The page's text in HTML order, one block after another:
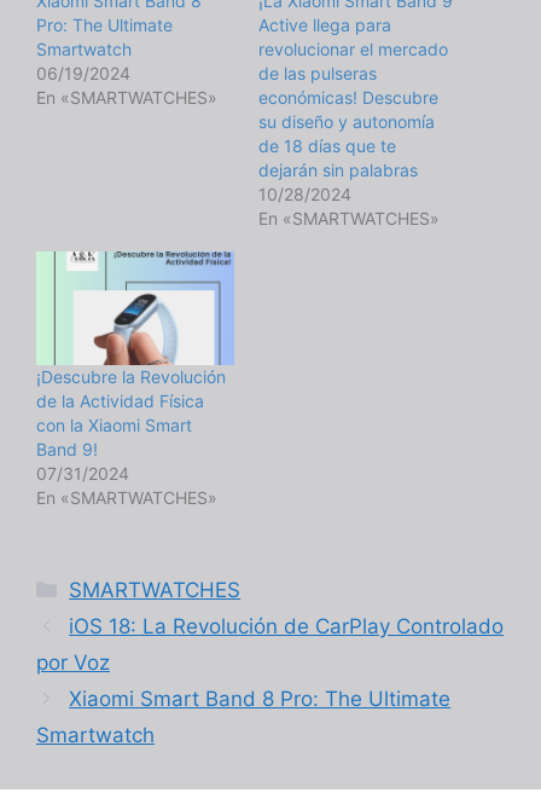
Pro: The Ultimate
Smartwatch
06/19/2024
En «SMARTWATCHES»
Active llega para
revolucionar el mercado
de las pulseras
económicas! Descubre
su diseño y autonomía
de 18 días que te
dejarán sin palabras
10/28/2024
En «SMARTWATCHES»
¡Descubre la Revolución
de la Actividad Física
con la Xiaomi Smart
Band 9!
07/31/2024
En «SMARTWATCHES»
Categorías
SMARTWATCHES
iOS 18: La Revolución de CarPlay Controlado
por Voz
Xiaomi Smart Band 8 Pro: The Ultimate
Smartwatch